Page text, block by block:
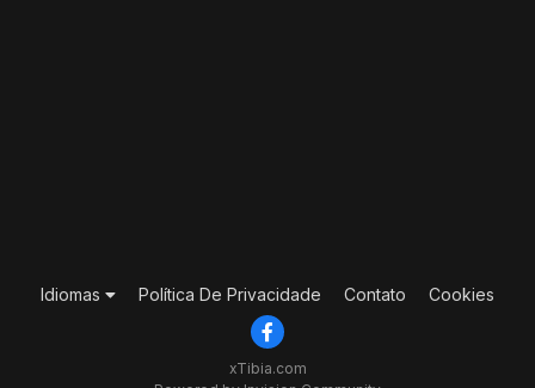
Idiomas Política De Privacidade Contato Cookies
xTibia.com